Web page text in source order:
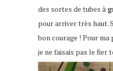
des sortes de tubes à
pour arriver très haut.
bon courage ! Pour
je ne faisais pas le fier